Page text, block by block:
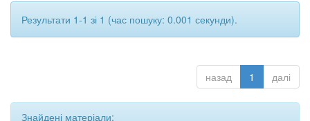
Результати 1-1 зі 1 (час пошуку: 0.001 секунди).
назад 1 далі
Знайдені матеріали: